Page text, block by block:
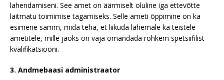
lahendamiseni. See amet on äärmiselt oluline iga ettevõtte
laitmatu toimimise tagamiseks. Selle ameti õppimine on ka
esimene samm, mida teha, et liikuda lähemale ka teistele
ametitele, mille jaoks on vaja omandada rohkem spetsiifilist
kvalifikatsiooni.
3. Andmebaasi administraator